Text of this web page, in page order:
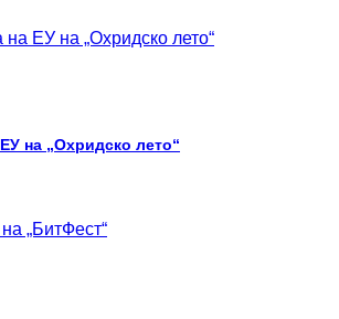
на „Охридско лето“